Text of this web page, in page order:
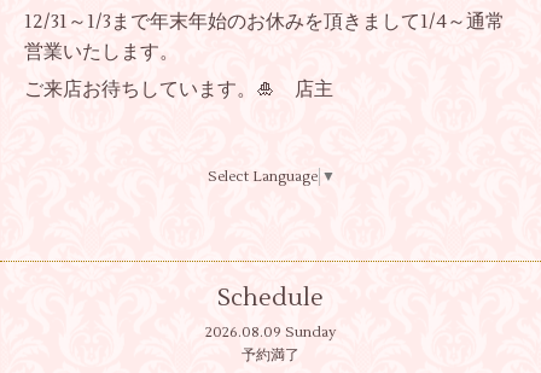
12/31～1/3まで年末年始のお休みを頂きまして1/4～通常
営業いたします。
ご来店お待ちしています。🎍 店主
Select Language ▼
Schedule
2026.08.09 Sunday
予約満了